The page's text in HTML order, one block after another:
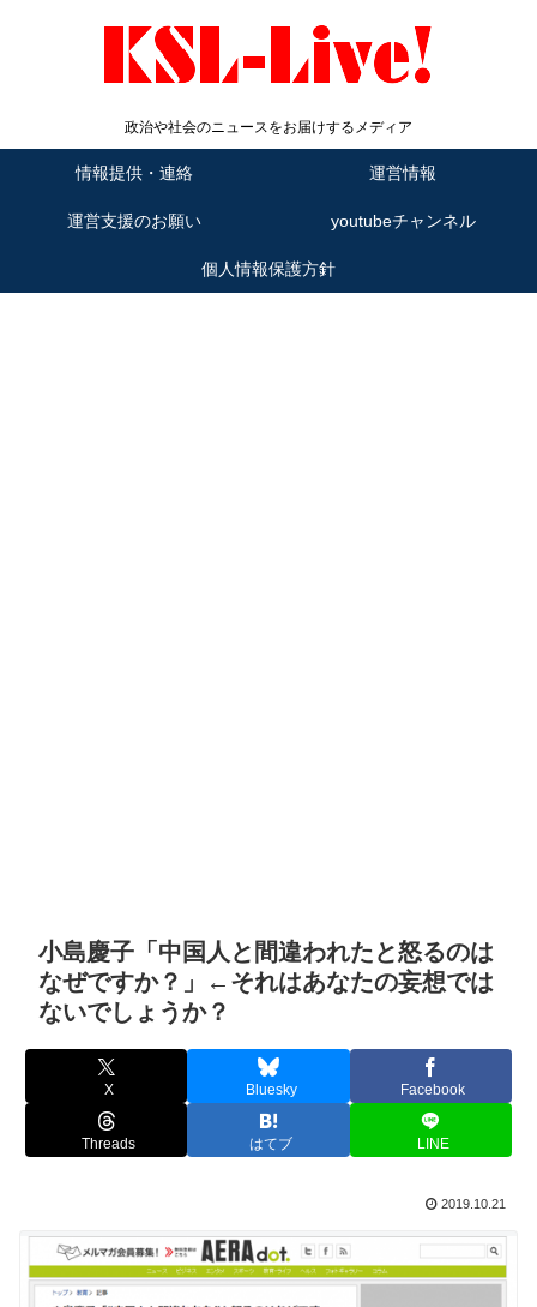
政治や社会のニュースをお届けするメディア
情報提供・連絡 運営情報
運営支援のお願い youtubeチャンネル
個人情報保護方針
小島慶子「中国人と間違われたと怒るのは
なぜですか？」←それはあなたの妄想では
ないでしょうか？
X Bluesky Facebook
Threads はてブ LINE
2019.10.21